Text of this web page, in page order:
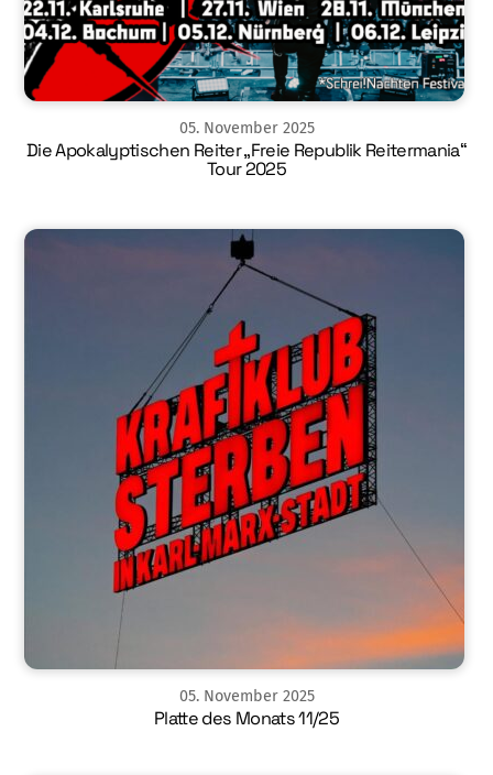
05. November 2025
Die Apokalyptischen Reiter „Freie Republik Reitermania“
Tour 2025
05. November 2025
Platte des Monats 11/25